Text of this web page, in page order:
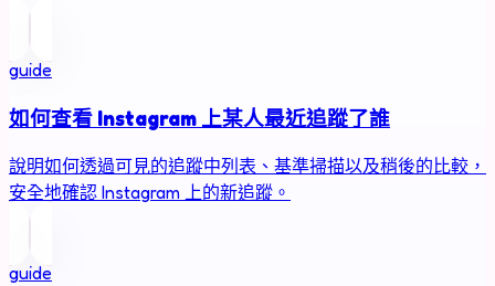
guide
如何查看 Instagram 上某人最近追蹤了誰
說明如何透過可見的追蹤中列表、基準掃描以及稍後的比較，
安全地確認 Instagram 上的新追蹤。
guide